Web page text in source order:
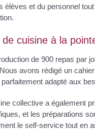
élèves et du personnel
cuisine à la
de 900 repas par
avons rédigé un
adapté aux
collective a également
et les préparations
le self-service tout en